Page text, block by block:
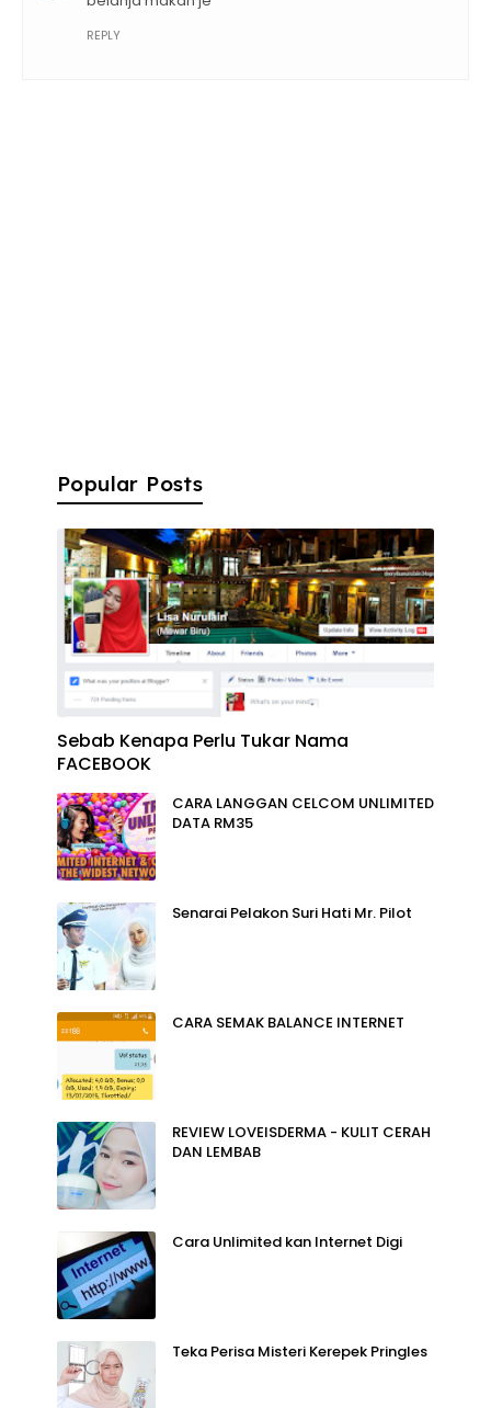
REPLY
Popular Posts
Sebab Kenapa Perlu Tukar Nama
FACEBOOK
CARA LANGGAN CELCOM UNLIMITED
DATA RM35
Senarai Pelakon Suri Hati Mr. Pilot
CARA SEMAK BALANCE INTERNET
REVIEW LOVEISDERMA - KULIT CERAH
DAN LEMBAB
Cara Unlimited kan Internet Digi
Teka Perisa Misteri Kerepek Pringles